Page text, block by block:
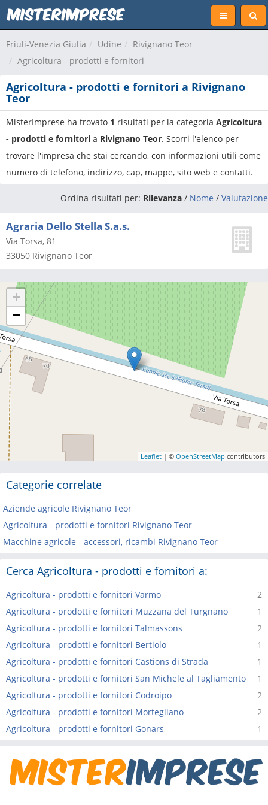
Friuli-Venezia Giulia Udine
Rivignano Teor
Agricoltura - prodotti e fornitori
Agricoltura - prodotti e fornitori a Rivignano
Teor
MisterImprese ha trovato 1 risultati per la categoria Agricoltura
- prodotti e fornitori a Rivignano Teor. Scorri l'elenco per
trovare l'impresa che stai cercando, con informazioni utili come
numero di telefono, indirizzo, cap, mappe, sito web e contatti.
Ordina risultati per: Rilevanza / Nome / Valutazione
Agraria Dello Stella S.a.s.
Via Torsa, 81
33050 Rivignano Teor
+
−
Leaflet | © OpenStreetMap contributors
Categorie correlate
Aziende agricole Rivignano Teor
Agricoltura - prodotti e fornitori Rivignano Teor
Macchine agricole - accessori, ricambi Rivignano Teor
Cerca Agricoltura - prodotti e fornitori a:
2
Agricoltura - prodotti e fornitori Varmo
1
Agricoltura - prodotti e fornitori Muzzana del Turgnano
2
Agricoltura - prodotti e fornitori Talmassons
1
Agricoltura - prodotti e fornitori Bertiolo
1
Agricoltura - prodotti e fornitori Castions di Strada
1
Agricoltura - prodotti e fornitori San Michele al Tagliamento
2
Agricoltura - prodotti e fornitori Codroipo
2
Agricoltura - prodotti e fornitori Mortegliano
1
Agricoltura - prodotti e fornitori Gonars